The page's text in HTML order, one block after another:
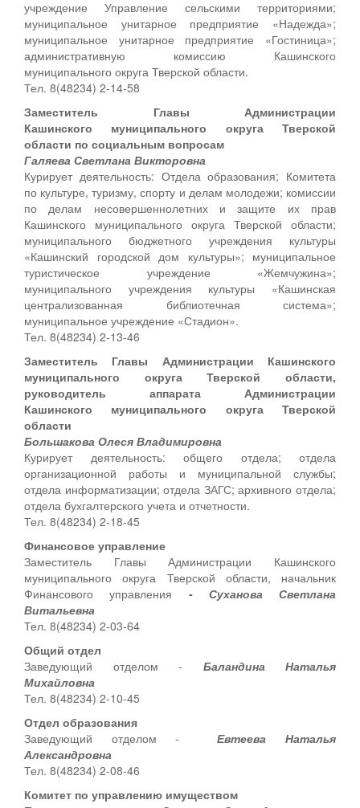
учреждение Управление сельскими территориями;
муниципальное унитарное предприятие «Надежда»;
муниципальное унитарное предприятие «Гостиница»;
административную комиссию Кашинского
муниципального округа Тверской области.
Тел. 8(48234) 2-14-58
Заместитель Главы Администрации
Кашинского муниципального округа Тверской
области по социальным вопросам
Галяева Светлана Викторовна
Курирует деятельность: Отдела образования; Комитета
по культуре, туризму, спорту и делам молодежи; комиссии
по делам несовершеннолетних и защите их прав
Кашинского муниципального округа Тверской области;
муниципального бюджетного учреждения культуры
«Кашинский городской дом культуры»; муниципальное
туристическое учреждение «Жемчужина»;
муниципального учреждения культуры «Кашинская
централизованная библиотечная система»;
муниципальное учреждение «Стадион».
Тел. 8(48234) 2-13-46
Заместитель Главы Администрации Кашинского
муниципального округа Тверской области,
руководитель аппарата Администрации
Кашинского муниципального округа Тверской
области
Большакова Олеся Владимировна
Курирует деятельность: общего отдела; отдела
организационной работы и муниципальной службы;
отдела информатизации; отдела ЗАГС; архивного отдела;
отдела бухгалтерского учета и отчетности.
Тел. 8(48234) 2-18-45
Финансовое управление
Заместитель Главы Администрации Кашинского
муниципального округа Тверской области, начальник
Финансового управления - Суханова Светлана
Витальевна
Тел. 8(48234) 2-03-64
Общий отдел
Заведующий отделом - Баландина Наталья
Михайловна
Тел. 8(48234) 2-10-45
Отдел образования
Заведующий отделом -
Евтеева Наталья
Александровна
Тел. 8(48234) 2-08-46
Комитет по управлению имуществом